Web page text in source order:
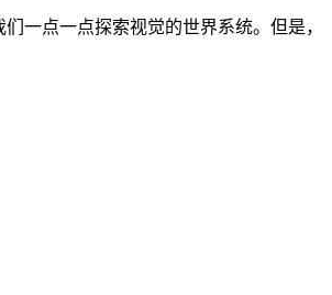
一点一点探索视觉的世界系统。但是，